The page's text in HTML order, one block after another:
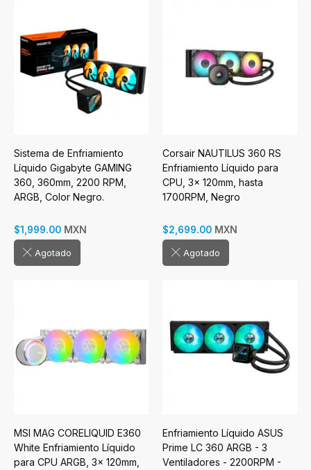
Sistema de Enfriamiento
Líquido Gigabyte GAMING
360, 360mm, 2200 RPM,
ARGB, Color Negro.
$1,999.00 MXN
Agotado
Corsair NAUTILUS 360 RS
Enfriamiento Líquido para
CPU, 3x 120mm, hasta
1700RPM, Negro
$2,699.00 MXN
Agotado
MSI MAG CORELIQUID E360
White Enfriamiento Líquido
para CPU ARGB, 3x 120mm,
Enfriamiento Líquido ASUS
Prime LC 360 ARGB - 3
Ventiladores - 2200RPM -